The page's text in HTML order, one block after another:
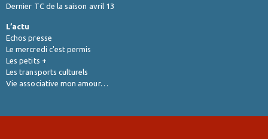
Dernier TC de la saison avril 13
L’actu
Echos presse
Le mercredi c'est permis
Les petits +
Les transports culturels
Vie associative mon amour…